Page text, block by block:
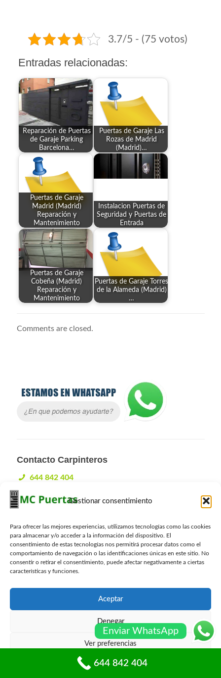
Gestionar consentimiento
Para ofrecer las mejores experiencias, utilizamos tecnologías como las cookies
para almacenar y/o acceder a la información del dispositivo. El
consentimiento de estas tecnologías nos permitirá procesar datos como el
comportamiento de navegación o las identificaciones únicas en este sitio. No
consentir o retirar el consentimiento, puede afectar negativamente a ciertas
características y funciones.
Aceptar
Denegar
Ver preferencias
Política de cookiesPolíticas de privacidad
3.7/5 - (75 votos)
Entradas relacionadas:
Reparación de Puertas
de Garaje Parking
Barcelona…
Puertas de Garaje Las
Rozas de Madrid
(Madrid)…
Puertas de Garaje
Madrid (Madrid)
Reparación y
Mantenimiento
Instalacion Puertas de
Seguridad y Puertas de
Entrada
Puertas de Garaje
Cobeña (Madrid)
Reparación y
Mantenimiento
Puertas de Garaje Torres
de la Alameda (Madrid)
…
Comments are closed.
Contacto Carpinteros
644 842 404
Whatsapp
Presupuesto Gratis
Nombre*
Enviar WhatsApp
644 842 404